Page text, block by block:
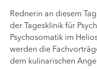
Rednerin an diesem
der Tagesklinik für
Psychosomatik im
werden die
dem kulinarischen